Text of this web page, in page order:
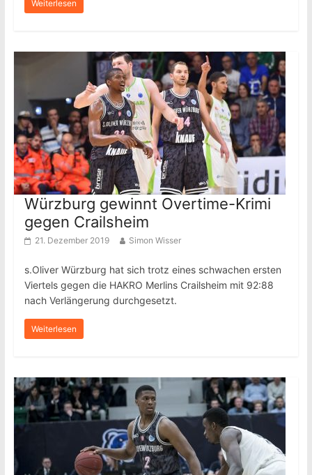
Weiterlesen
Würzburg gewinnt Overtime-Krimi
gegen Crailsheim
21. Dezember 2019 Simon Wisser
s.Oliver Würzburg hat sich trotz eines schwachen ersten
Viertels gegen die HAKRO Merlins Crailsheim mit 92:88
nach Verlängerung durchgesetzt.
Weiterlesen